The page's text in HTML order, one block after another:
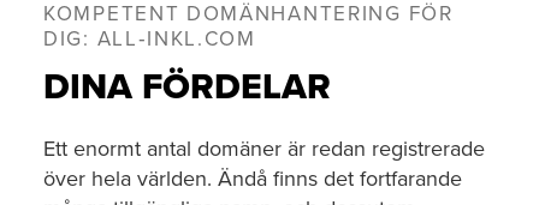
KOMPETENT DOMÄNHANTERING FÖR
DIG: ALL‑INKL.COM
DINA FÖRDELAR
Ett enormt antal domäner är redan registrerade
över hela världen. Ändå finns det fortfarande